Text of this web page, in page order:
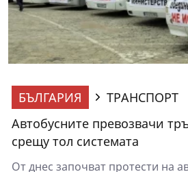
БЪЛГАРИЯ
ТРАНСПОРТ
Автобусните превозвачи
срещу тол системата
От днес започват протести на